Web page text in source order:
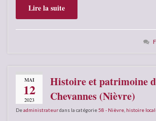
Lire la suite
MAI
12
2023
Histoire et patrimoine
Chevannes (Nièvre)
Deadministrateurdans la catégorie 58 - Nièvre histoire